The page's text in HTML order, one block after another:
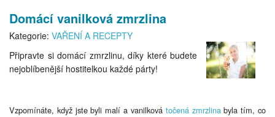
Domácí vanilková zmrzlina
Kategorie: VAŘENÍ A RECEPTY
Připravte si domácí zmrzlinu, díky které budete
nejoblíbenější hostitelkou každé párty!
Vzpomínáte, když jste byli malí a vanilková točená zmrzlinabyla tím, co